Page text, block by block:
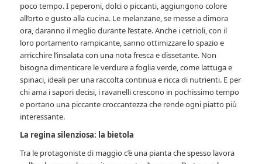
poco tempo. I peperoni, dolci o piccanti, aggiungono colore
all’orto e gusto alla cucina. Le melanzane, se messe a dimora
ora, daranno il meglio durante l’estate. Anche i cetrioli, con il
loro portamento rampicante, sanno ottimizzare lo spazio e
arricchire l’insalata con una nota fresca e dissetante. Non
bisogna dimenticare le verdure a foglia verde, come lattuga e
spinaci, ideali per una raccolta continua e ricca di nutrienti. E per
chi ama i sapori decisi, i ravanelli crescono in pochissimo tempo
e portano una piccante croccantezza che rende ogni piatto più
interessante.
La regina silenziosa: la bietola
Tra le protagoniste di maggio c’è una pianta che spesso lavora